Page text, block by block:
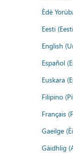
Èdè
Eesti
English
Español
Euskara
Filipino
Français
Gaeilge
Gàidhlig